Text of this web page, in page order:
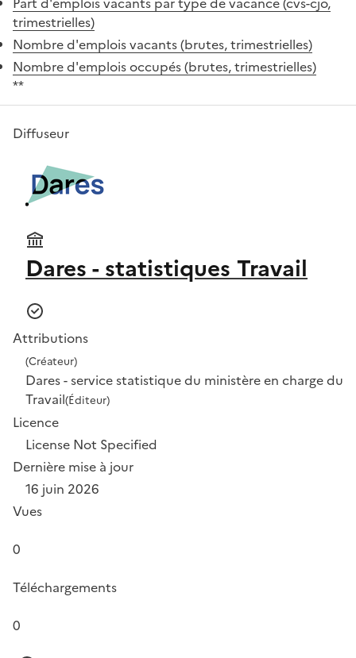
trimestrielles)
Nombre d'emplois vacants (brutes, trimestrielles)
Nombre d'emplois occupés (brutes, trimestrielles)
**
Diffuseur
Dares - statistiques Travail
Attributions
(Créateur)
Dares - service statistique du ministère en charge du
Travail(Éditeur)
Licence
License Not Specified
Dernière mise à jour
16 juin 2026
Vues
0
Téléchargements
0